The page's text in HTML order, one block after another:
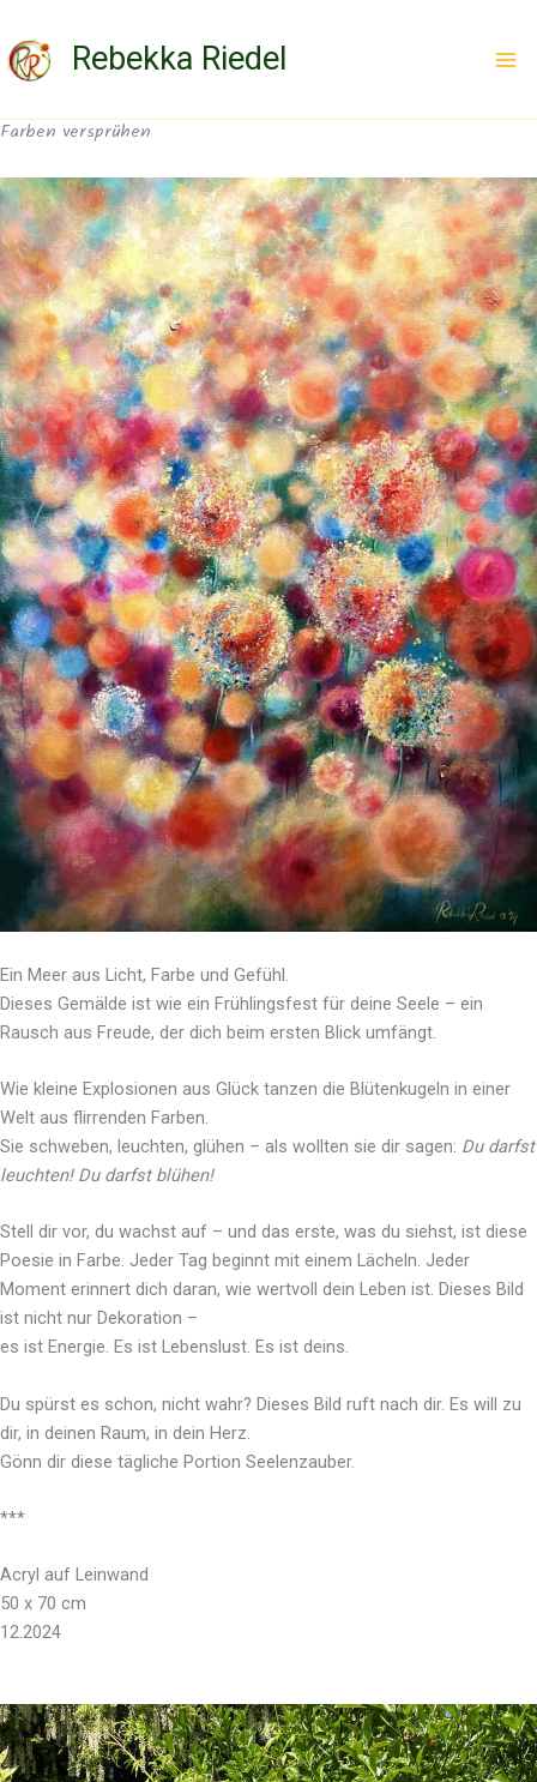
Inhalt
springen
Rebekka Riedel
Farben versprühen
Ein Meer aus Licht, Farbe und Gefühl.
Dieses Gemälde ist wie ein Frühlingsfest für deine Seele – ein
Rausch aus Freude, der dich beim ersten Blick umfängt.
Wie kleine Explosionen aus Glück tanzen die Blütenkugeln in einer
Welt aus flirrenden Farben.
Sie schweben, leuchten, glühen – als wollten sie dir sagen: Du darfst
leuchten! Du darfst blühen!
Stell dir vor, du wachst auf – und das erste, was du siehst, ist diese
Poesie in Farbe. Jeder Tag beginnt mit einem Lächeln. Jeder
Moment erinnert dich daran, wie wertvoll dein Leben ist. Dieses Bild
ist nicht nur Dekoration –
es ist Energie. Es ist Lebenslust. Es ist deins.
Du spürst es schon, nicht wahr? Dieses Bild ruft nach dir. Es will zu
dir, in deinen Raum, in dein Herz.
Gönn dir diese tägliche Portion Seelenzauber.
***
Acryl auf Leinwand
50 x 70 cm
12.2024